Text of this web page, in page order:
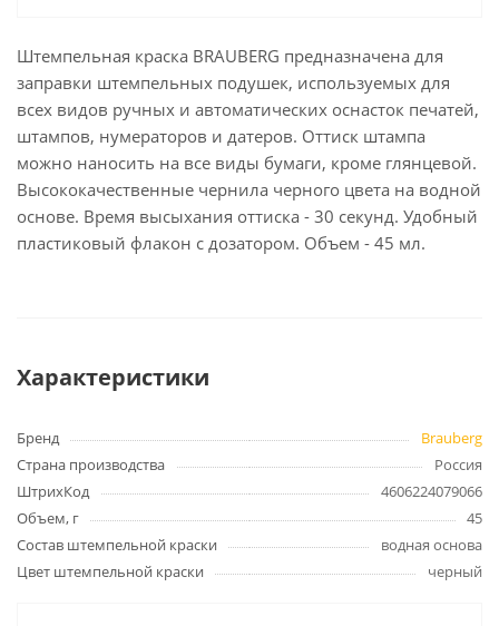
Штемпельная краска BRAUBERG предназначена для
заправки штемпельных подушек, используемых для
всех видов ручных и автоматических оснасток печатей,
штампов, нумераторов и датеров. Оттиск штампа
можно наносить на все виды бумаги, кроме глянцевой.
Высококачественные чернила черного цвета на водной
основе. Время высыхания оттиска - 30 секунд. Удобный
пластиковый флакон с дозатором. Объем - 45 мл.
Характеристики
Бренд
Brauberg
Страна производства
Россия
ШтрихКод
4606224079066
Объем, г
45
Состав штемпельной краски
водная основа
Цвет штемпельной краски
черный